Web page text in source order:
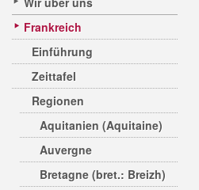
Frankreich
Einführung
Zeittafel
Regionen
Aquitanien (Aquitaine)
Auvergne
Bretagne (bret.: Breizh)